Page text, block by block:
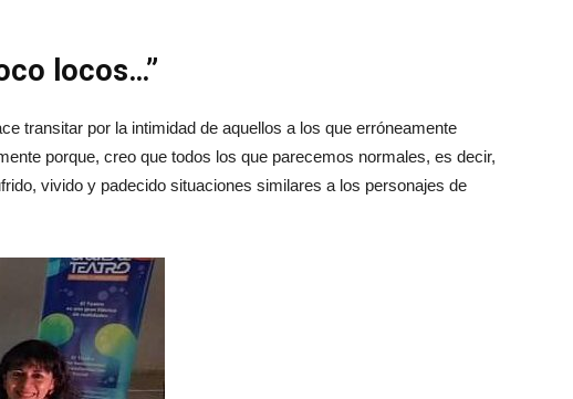
locos…”
transitar por la intimidad de aquellos a los que erróneamente
porque, creo que todos los que parecemos normales, es decir,
vivido y padecido situaciones similares a los personajes de